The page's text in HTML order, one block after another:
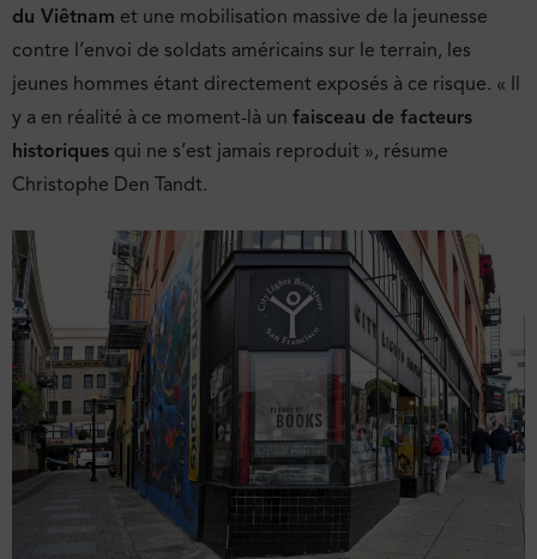
du Viêtnam et une mobilisation massive de la jeunesse
contre l’envoi de soldats américains sur le terrain, les
jeunes hommes étant directement exposés à ce risque. « Il
y a en réalité à ce moment-là un faisceau de facteurs
historiques qui ne s’est jamais reproduit », résume
Christophe Den Tandt.